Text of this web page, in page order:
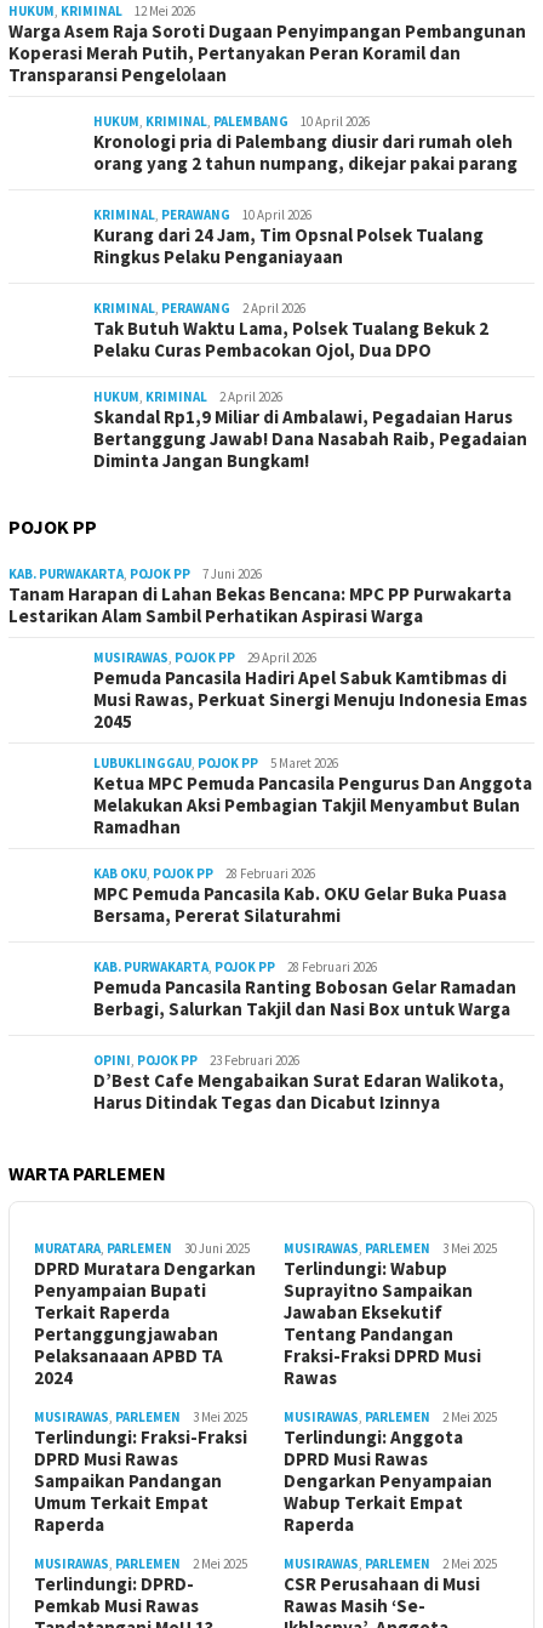
HUKUM, KRIMINAL 12 Mei 2026
Warga Asem Raja Soroti Dugaan Penyimpangan Pembangunan
Koperasi Merah Putih, Pertanyakan Peran Koramil dan
Transparansi Pengelolaan
HUKUM, KRIMINAL, PALEMBANG 10 April 2026
Kronologi pria di Palembang diusir dari rumah oleh
orang yang 2 tahun numpang, dikejar pakai parang
KRIMINAL, PERAWANG 10 April 2026
Kurang dari 24 Jam, Tim Opsnal Polsek Tualang
Ringkus Pelaku Penganiayaan
KRIMINAL, PERAWANG 2 April 2026
Tak Butuh Waktu Lama, Polsek Tualang Bekuk 2
Pelaku Curas Pembacokan Ojol, Dua DPO
HUKUM, KRIMINAL 2 April 2026
Skandal Rp1,9 Miliar di Ambalawi, Pegadaian Harus
Bertanggung Jawab! Dana Nasabah Raib, Pegadaian
Diminta Jangan Bungkam!
POJOK PP
KAB. PURWAKARTA, POJOK PP 7 Juni 2026
Tanam Harapan di Lahan Bekas Bencana: MPC PP Purwakarta
Lestarikan Alam Sambil Perhatikan Aspirasi Warga
MUSIRAWAS, POJOK PP 29 April 2026
Pemuda Pancasila Hadiri Apel Sabuk Kamtibmas di
Musi Rawas, Perkuat Sinergi Menuju Indonesia Emas
2045
LUBUKLINGGAU, POJOK PP 5 Maret 2026
Ketua MPC Pemuda Pancasila Pengurus Dan Anggota
Melakukan Aksi Pembagian Takjil Menyambut Bulan
Ramadhan
KAB OKU, POJOK PP 28 Februari 2026
MPC Pemuda Pancasila Kab. OKU Gelar Buka Puasa
Bersama, Pererat Silaturahmi
KAB. PURWAKARTA, POJOK PP 28 Februari 2026
Pemuda Pancasila Ranting Bobosan Gelar Ramadan
Berbagi, Salurkan Takjil dan Nasi Box untuk Warga
OPINI, POJOK PP 23 Februari 2026
D’Best Cafe Mengabaikan Surat Edaran Walikota,
Harus Ditindak Tegas dan Dicabut Izinnya
WARTA PARLEMEN
MURATARA, PARLEMEN 30 Juni 2025
DPRD Muratara Dengarkan
Penyampaian Bupati
Terkait Raperda
Pertanggungjawaban
Pelaksanaaan APBD TA
2024
MUSIRAWAS, PARLEMEN 3 Mei 2025
Terlindungi: Wabup
Suprayitno Sampaikan
Jawaban Eksekutif
Tentang Pandangan
Fraksi-Fraksi DPRD Musi
Rawas
MUSIRAWAS, PARLEMEN 3 Mei 2025
Terlindungi: Fraksi-Fraksi
DPRD Musi Rawas
Sampaikan Pandangan
Umum Terkait Empat
Raperda
MUSIRAWAS, PARLEMEN 2 Mei 2025
Terlindungi: Anggota
DPRD Musi Rawas
Dengarkan Penyampaian
Wabup Terkait Empat
Raperda
MUSIRAWAS, PARLEMEN 2 Mei 2025
Terlindungi: DPRD-
Pemkab Musi Rawas
MUSIRAWAS, PARLEMEN 2 Mei 2025
CSR Perusahaan di Musi
Rawas Masih ‘Se-